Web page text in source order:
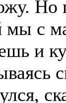
Но
мы с
и